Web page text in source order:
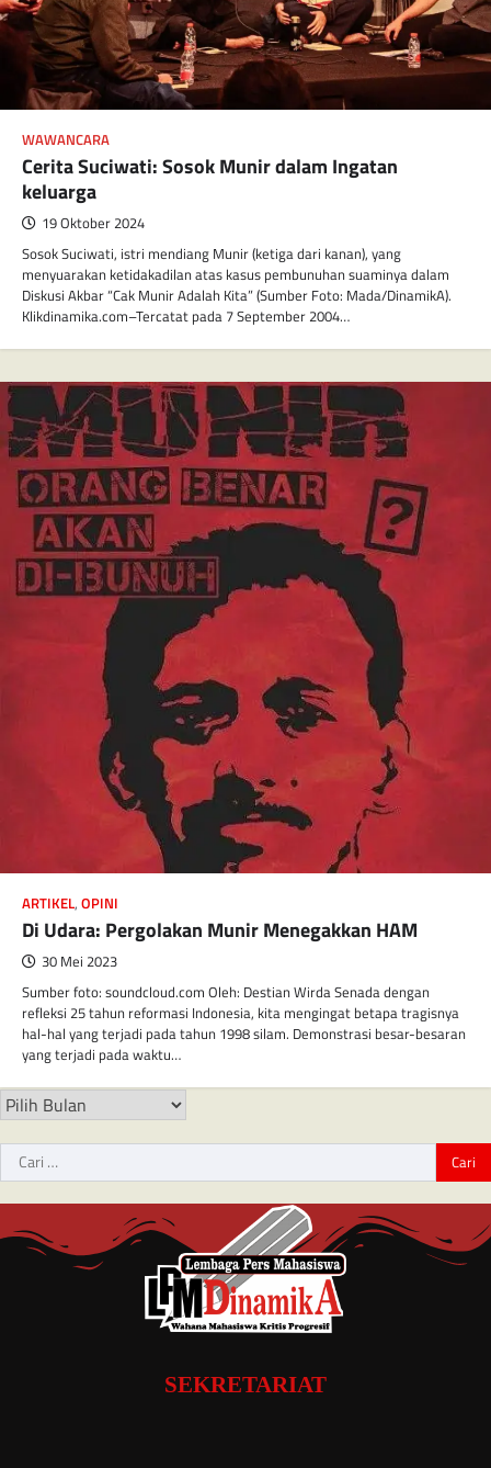
WAWANCARA
Cerita Suciwati: Sosok Munir dalam Ingatan
keluarga
19 Oktober 2024
Sosok Suciwati, istri mendiang Munir (ketiga dari kanan), yang
menyuarakan ketidakadilan atas kasus pembunuhan suaminya dalam
Diskusi Akbar “Cak Munir Adalah Kita” (Sumber Foto: Mada/DinamikA).
Klikdinamika.com–Tercatat pada 7 September 2004…
ARTIKEL, OPINI
Di Udara: Pergolakan Munir Menegakkan HAM
30 Mei 2023
Sumber foto: soundcloud.com Oleh: Destian Wirda Senada dengan
refleksi 25 tahun reformasi Indonesia, kita mengingat betapa tragisnya
hal-hal yang terjadi pada tahun 1998 silam. Demonstrasi besar-besaran
yang terjadi pada waktu…
SEKRETARIAT